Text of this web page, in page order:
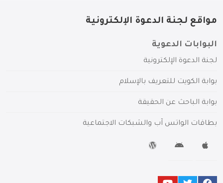
مواقع لجنة الدعوة الإلكترونية
البوابات الدعوية
لجنة الدعوة الإلكترونية
بوابة الكويت للتعريف بالإسلام
بوابة الباحث عن الحقيقة
بطاقات الواتس آب والشبكات الاجتماعية